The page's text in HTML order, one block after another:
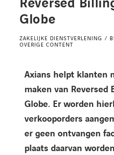
Referenties
Events
Contact
Werken bij Axians
Globe
ZAKELIJKE DIENSTVERLENING /
OVERIGE CONTENT
Axians helpt klanten
maken van Reversed
Globe. Er worden
verkooporders
er geen ontvangen
plaats daarvan